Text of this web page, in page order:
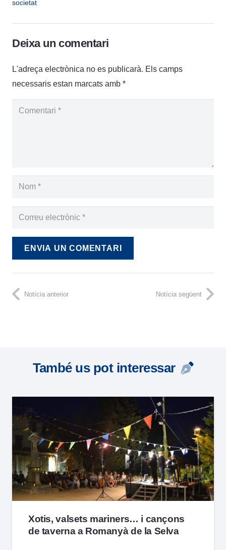
societat
Deixa un comentari
L'adreça electrònica no es publicarà. Els camps
necessaris estan marcats amb *
ENVIA UN COMENTARI
Notícia anterior Notícia següent
També us pot interessar
Xotis, valsets mariners… i cançons
de taverna a Romanyà de la Selva